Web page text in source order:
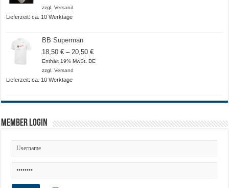
zzgl.Versand
Lieferzeit: ca. 10 Werktage
BB Superman
18,50€ – 20,50€Preisspanne:
18,50 €
Enthält 19% MwSt. DE
zzgl.Versand
Lieferzeit: ca. 10 Werktage
Member Login